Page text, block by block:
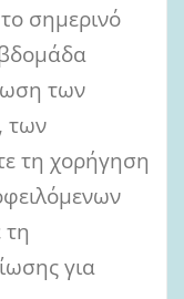
σημερινό
των
των
τη χορήγηση
για